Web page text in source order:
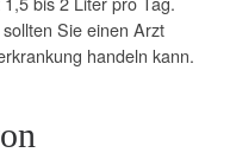
Sie einen Arzt
handeln kann.